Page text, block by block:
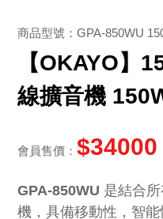
商品型號：GPA-850WU
【OKAYO】
線擴音機
會員售價：$34000
GPA-850WU 是結合
機，具備移動性，智